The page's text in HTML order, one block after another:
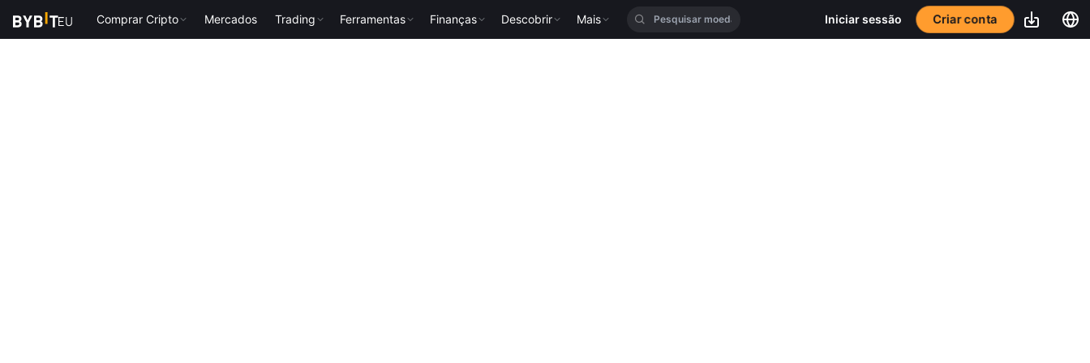
Comprar Cripto Mercados Trading Ferramentas Finanças Descobrir Mais Iniciar sessão Criar conta